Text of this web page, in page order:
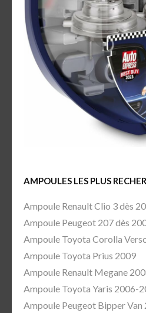
AMPOULES LES PLUS
Ampoule Renault Clio 3 dès
Ampoule Peugeot 207 dès
Ampoule Toyota Corolla
Ampoule Toyota Prius 2009
Ampoule Renault Megane
Ampoule Toyota Yaris 2006-
Ampoule Peugeot Bipper Van